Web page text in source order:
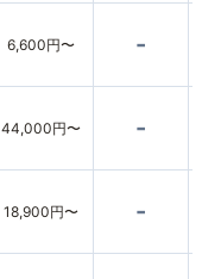
6,600円〜 -
44,000円〜 -
18,900円〜 -